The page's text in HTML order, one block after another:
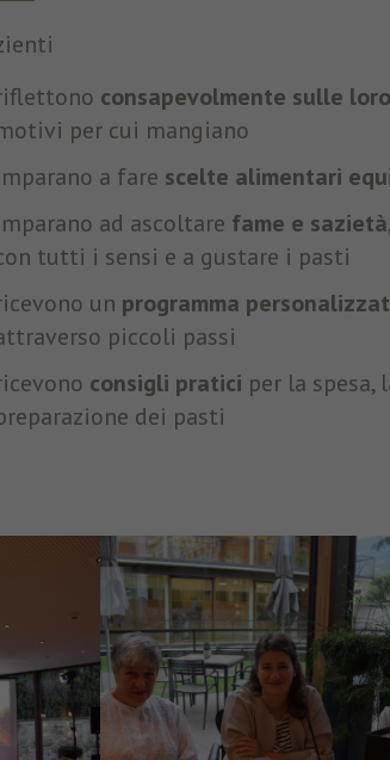
consapevolmente sulle
per cui mangiano
a fare scelte alimentari
ad ascoltare fame e sazietà
tutti i sensi e a gustare i pasti
un programma
piccoli passi
consigli pratici per la
dei pasti